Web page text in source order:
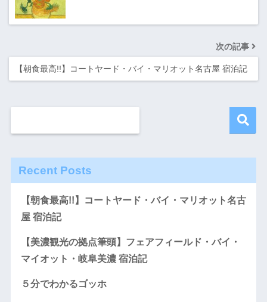
次の記事
【朝食最高!!】コートヤード・バイ・マリオット名古屋 宿泊記
Recent Posts
【朝食最高!!】コートヤード・バイ・マリオット名古
屋 宿泊記
【美濃観光の拠点筆頭】フェアフィールド・バイ・
マイオット・岐阜美濃 宿泊記
５分でわかるゴッホ